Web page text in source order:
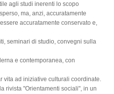
agli studi inerenti lo scopo
ma, anzi, accuratamente
accuratamente conservato e,
seminari di studio, convegni sulla
e contemporanea, con
vita ad iniziative culturali coordinate.
rivista "Orientamenti sociali", in un